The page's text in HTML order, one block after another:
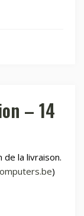
100
– 14
la livraison.
)